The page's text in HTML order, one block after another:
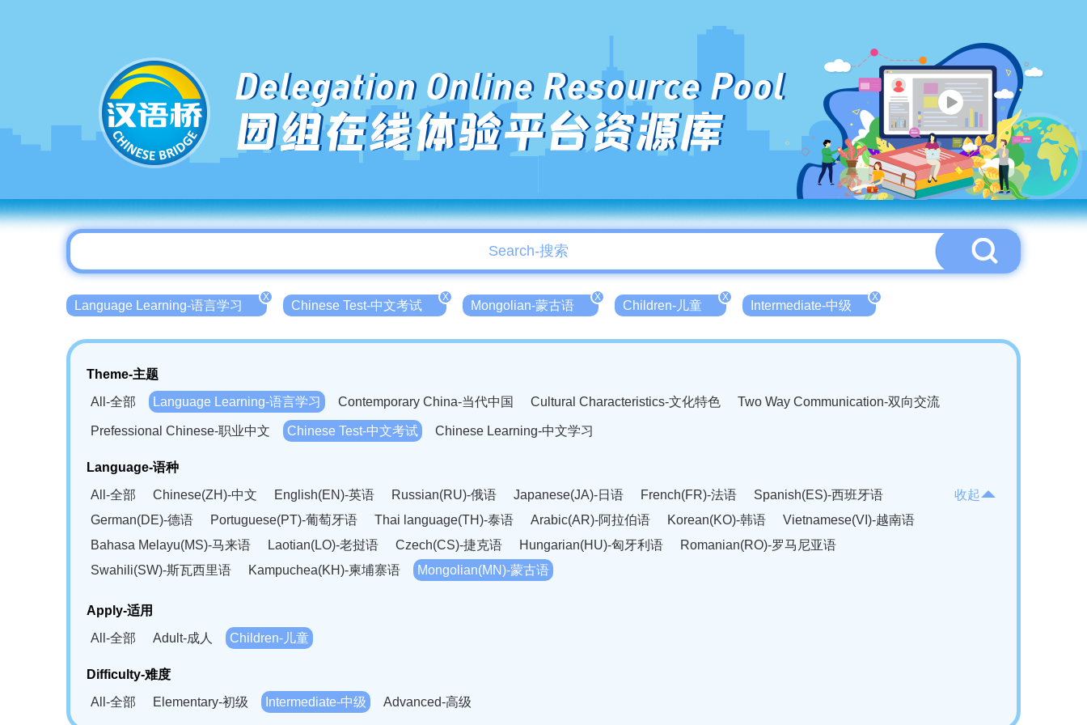
Delegation Online Resource Pool
团组在线体验平台资源库
Language Learning-语言学习
X
Chinese Test-中文考试
X
Mongolian-蒙古语
X
Children-儿童
X
Intermediate-中级
X
Theme-主题
All-全部
Language Learning-语言学习 Contemporary China-当代中国 Cultural Characteristics-文化特色 Two Way Communication-双向交流
Prefessional Chinese-职业中文 Chinese Test-中文考试 Chinese Learning-中文学习
Language-语种
All-全部
Chinese(ZH)-中文 English(EN)-英语 Russian(RU)-俄语 Japanese(JA)-日语 French(FR)-法语
Spanish(ES)-西班牙语
German(DE)-德语
Portuguese(PT)-葡萄牙语 Thai language(TH)-泰语 Arabic(AR)-阿拉伯语 Korean(KO)-韩语
Vietnamese(VI)-越南语
Bahasa Melayu(MS)-马来语
Laotian(LO)-老挝语 Czech(CS)-捷克语 Hungarian(HU)-匈牙利语
Romanian(RO)-罗马尼亚语
Swahili(SW)-斯瓦西里语
Kampuchea(KH)-柬埔寨语 Mongolian(MN)-蒙古语
收起
Apply-适用
All-全部
Adult-成人 Children-儿童
Difficulty-难度
All-全部
Elementary-初级 Intermediate-中级 Advanced-高级